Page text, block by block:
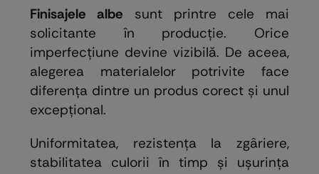
Finisajele albe sunt printre cele mai
solicitante în producție. Orice
imperfecțiune devine vizibilă. De aceea,
alegerea materialelor potrivite face
diferența dintre un produs corect și unul
excepțional.
Uniformitatea, rezistența la zgâriere,
stabilitatea culorii în timp și ușurința